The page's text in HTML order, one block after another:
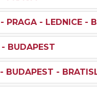
- PRAGA - LEDNICE -
- BUDAPEST
- BUDAPEST -